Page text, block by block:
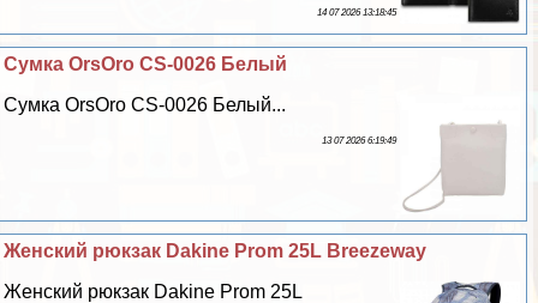
14 07 2026 13:18:45
Сумка OrsOro CS-0026 Белый
Сумка OrsOro CS-0026 Белый...
13 07 2026 6:19:49
Женский рюкзак Dakine Prom 25L Breezeway
Женский рюкзак Dakine Prom 25L